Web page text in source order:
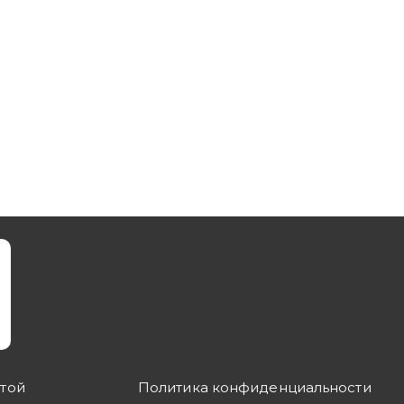
Политика конфиденциальности